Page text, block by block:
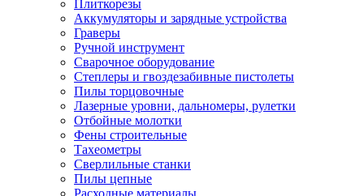
Плиткорезы
Аккумуляторы и зарядные устройства
Граверы
Ручной инструмент
Сварочное оборудование
Степлеры и гвоздезабивные пистолеты
Пилы торцовочные
Лазерные уровни, дальномеры, рулетки
Отбойные молотки
Фены строительные
Тахеометры
Сверлильные станки
Пилы цепные
Расходные материалы